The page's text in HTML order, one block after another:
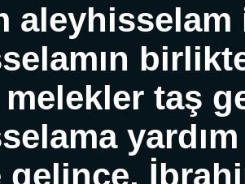
melekler taş
gelince,